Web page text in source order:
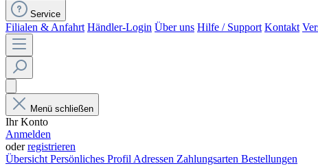
Service
Filialen & Anfahrt Händler-Login Über uns Hilfe / Support Kontakt
Menü schließen
Ihr Konto
Anmelden
oderregistrieren
ÜbersichtPersönliches ProfilAdressen Zahlungsarten Bestellungen